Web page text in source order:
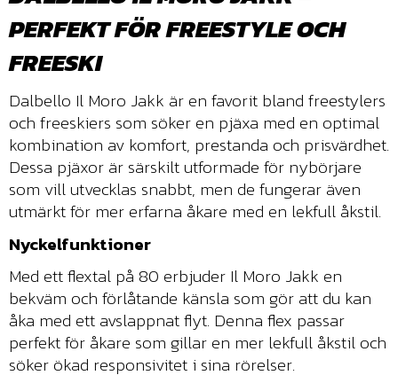
PERFEKT FÖR FREESTYLE OCH
FREESKI
Dalbello Il Moro Jakk är en favorit bland freestylers
och freeskiers som söker en pjäxa med en optimal
kombination av komfort, prestanda och prisvärdhet.
Dessa pjäxor är särskilt utformade för nybörjare
som vill utvecklas snabbt, men de fungerar även
utmärkt för mer erfarna åkare med en lekfull åkstil.
Nyckelfunktioner
Med ett flextal på 80 erbjuder Il Moro Jakk en
bekväm och förlåtande känsla som gör att du kan
åka med ett avslappnat flyt. Denna flex passar
perfekt för åkare som gillar en mer lekfull åkstil och
söker ökad responsivitet i sina rörelser.